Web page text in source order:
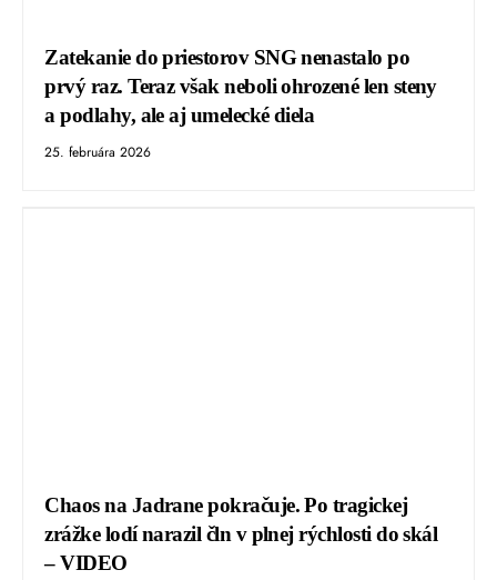
Zatekanie do priestorov SNG nenastalo po
prvý raz. Teraz však neboli ohrozené len steny
a podlahy, ale aj umelecké diela
25. februára 2026
Chaos na Jadrane pokračuje. Po tragickej
zrážke lodí narazil čln v plnej rýchlosti do skál
– VIDEO